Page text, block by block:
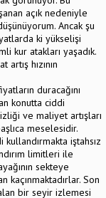
açık nedeniyle
Ancak şu
ki yükselişi
kur atakları yaşadık.
hızının
duracağını
konutta ciddi
ve maliyet artışları
meselesidir.
iştahsız
limitleri ile
sekteye
kaçınmaktadırlar. Son
bir seyir izlemesi